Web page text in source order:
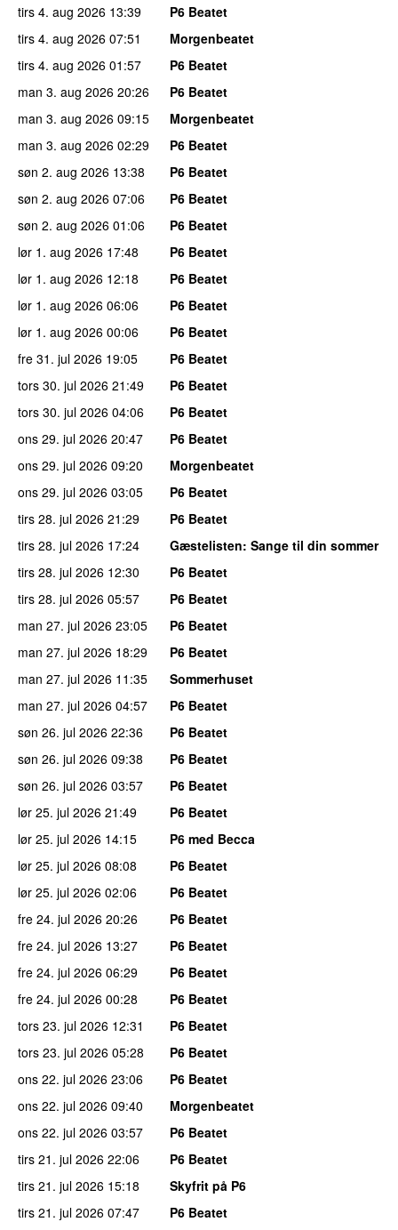
tirs 4. aug 2026 13:39
P6 Beatet
tirs 4. aug 2026 07:51
Morgenbeatet
tirs 4. aug 2026 01:57
P6 Beatet
man 3. aug 2026 20:26
P6 Beatet
man 3. aug 2026 09:15
Morgenbeatet
man 3. aug 2026 02:29
P6 Beatet
søn 2. aug 2026 13:38
P6 Beatet
søn 2. aug 2026 07:06
P6 Beatet
søn 2. aug 2026 01:06
P6 Beatet
lør 1. aug 2026 17:48
P6 Beatet
lør 1. aug 2026 12:18
P6 Beatet
lør 1. aug 2026 06:06
P6 Beatet
lør 1. aug 2026 00:06
P6 Beatet
fre 31. jul 2026 19:05
P6 Beatet
tors 30. jul 2026 21:49
P6 Beatet
tors 30. jul 2026 04:06
P6 Beatet
ons 29. jul 2026 20:47
P6 Beatet
ons 29. jul 2026 09:20
Morgenbeatet
ons 29. jul 2026 03:05
P6 Beatet
tirs 28. jul 2026 21:29
P6 Beatet
tirs 28. jul 2026 17:24 Gæstelisten: Sange til din sommer
tirs 28. jul 2026 12:30
P6 Beatet
tirs 28. jul 2026 05:57
P6 Beatet
man 27. jul 2026 23:05
P6 Beatet
man 27. jul 2026 18:29
P6 Beatet
man 27. jul 2026 11:35
Sommerhuset
man 27. jul 2026 04:57
P6 Beatet
søn 26. jul 2026 22:36
P6 Beatet
søn 26. jul 2026 09:38
P6 Beatet
søn 26. jul 2026 03:57
P6 Beatet
lør 25. jul 2026 21:49
P6 Beatet
lør 25. jul 2026 14:15
P6 med Becca
lør 25. jul 2026 08:08
P6 Beatet
lør 25. jul 2026 02:06
P6 Beatet
fre 24. jul 2026 20:26
P6 Beatet
fre 24. jul 2026 13:27
P6 Beatet
fre 24. jul 2026 06:29
P6 Beatet
fre 24. jul 2026 00:28
P6 Beatet
tors 23. jul 2026 12:31
P6 Beatet
tors 23. jul 2026 05:28
P6 Beatet
ons 22. jul 2026 23:06
P6 Beatet
ons 22. jul 2026 09:40
Morgenbeatet
ons 22. jul 2026 03:57
P6 Beatet
tirs 21. jul 2026 22:06
P6 Beatet
tirs 21. jul 2026 15:18
Skyfrit på P6
tirs 21. jul 2026 07:47
P6 Beatet